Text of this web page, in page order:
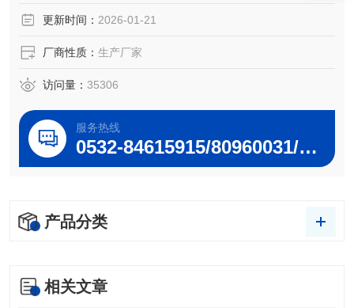
更新时间： 2026-01-21
厂商性质： 生产厂家
访问量： 35306
服务热线
0532-84615915/80960031/80960032
产品分类
相关文章